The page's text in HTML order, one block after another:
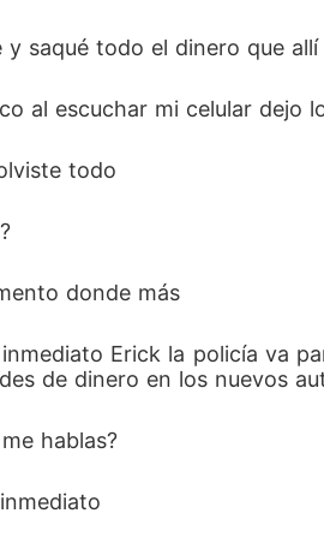
saqué todo el dinero que
al escuchar mi celular dejo
todo
donde más
de dinero en los nuevos
me hablas?
inmediato